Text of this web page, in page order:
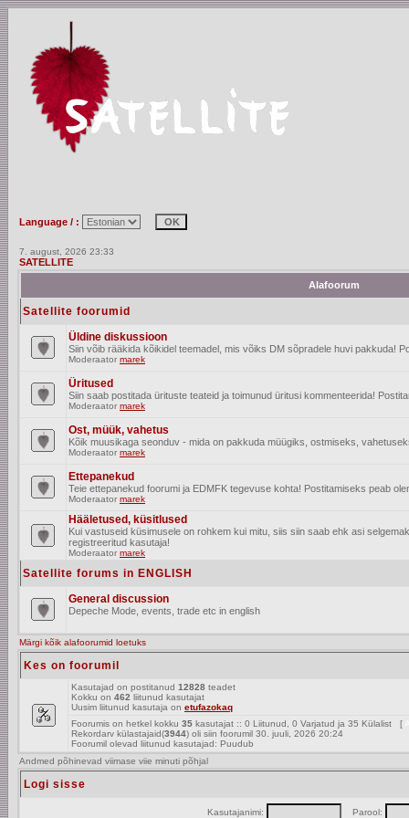
Language / :
7. august, 2026 23:33
SATELLITE
Alafoorum
Satellite foorumid
Üldine diskussioon
Siin võib rääkida kõikidel teemadel, mis võiks DM sõpradele huvi pakkuda!
Moderaator marek
Üritused
Siin saab postitada ürituste teateid ja toimunud üritusi kommenteerida!
Moderaator marek
Ost, müük, vahetus
Kõik muusikaga seonduv - mida on pakkuda müügiks, ostmiseks,
Moderaator marek
Ettepanekud
Teie ettepanekud foorumi ja EDMFK tegevuse kohta! Postitamiseks peab
Moderaator marek
Hääletused, küsitlused
Kui vastuseid küsimusele on rohkem kui mitu, siis siin saab ehk asi
registreeritud kasutaja!
Moderaator marek
Satellite forums in ENGLISH
General discussion
Depeche Mode, events, trade etc in english
Märgi kõik alafoorumid loetuks
Kes on foorumil
Kasutajad on postitanud 12828 teadet
Kokku on 462 liitunud kasutajat
Uusim liitunud kasutaja on etufazokaq
Foorumis on hetkel kokku 35 kasutajat :: 0 Liitunud, 0 Varjatud ja 35 Külalist [
Rekordarv külastajaid(3944) oli siin foorumil 30. juuli, 2026 20:24
Foorumil olevad liitunud kasutajad: Puudub
Andmed põhinevad viimase viie minuti põhjal
Logi sisse
Kasutajanimi: Parool: